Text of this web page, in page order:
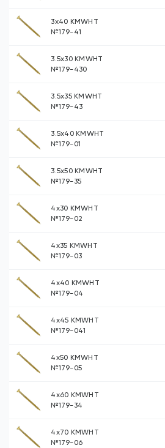
3х40 KMWHT
№179-41
3.5х30 KMWHT
№179-430
3.5х35 KMWHT
№179-43
3.5х40 KMWHT
№179-01
3.5х50 KMWHT
№179-35
4х30 KMWHT
№179-02
4х35 KMWHT
№179-03
4х40 KMWHT
№179-04
4х45 KMWHT
№179-041
4х50 KMWHT
№179-05
4х60 KMWHT
№179-34
4х70 KMWHT
№179-06